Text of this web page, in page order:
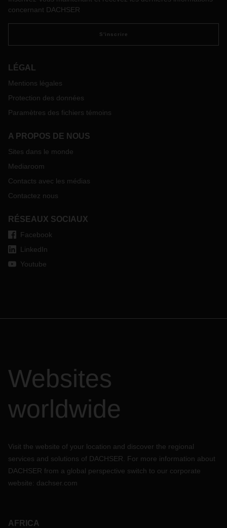
palettes, la pénurie de conducteurs et le manque d'espace
de stockage dans les transports terrestres, maritimes et
aériens mettent un frein à cette reprise.
concernant DACHSER
S'inscrire
LÉGAL
Mentions légales
Protection des données
Paramètres des fichiers témoins
A PROPOS DE NOUS
Sites dans le monde
Mediaroom
Contacts avec les médias
Contactez nous
RÉSEAUX SOCIAUX
Facebook
LinkedIn
Youtube
Websites
worldwide
Visit the website of your location and discover the regional
services and solutions of DACHSER. For more information about
DACHSER from a global perspective switch to our corporate
website: dachser.com
AFRICA